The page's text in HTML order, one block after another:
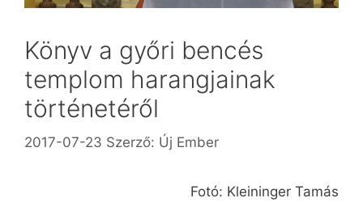
Könyv a győri bencés
templom harangjainak
történetéről
2017-07-23 Szerző: Új Ember
Fotó: Kleininger Tamás